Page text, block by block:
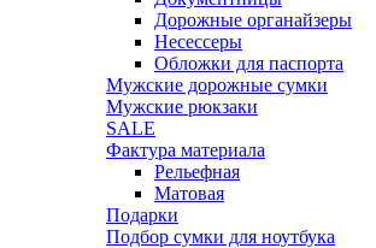
Дорожные органайзеры
Несессеры
Обложки для паспорта
Мужские дорожные сумки
Мужские рюкзаки
SALE
Фактура материала
Рельефная
Матовая
Подарки
Подбор сумки для ноутбука